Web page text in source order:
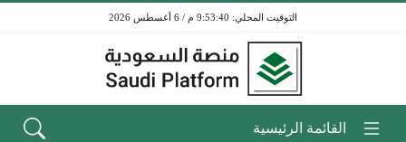
9:53:40 م / 6 أغسطس 2026